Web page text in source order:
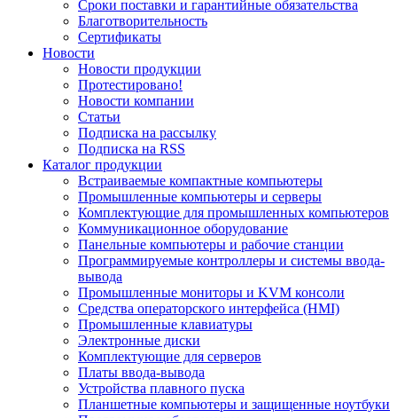
Сроки поставки и гарантийные обязательства
Благотворительность
Сертификаты
Новости
Новости продукции
Протестировано!
Новости компании
Статьи
Подписка на рассылку
Подписка на RSS
Каталог продукции
Встраиваемые компактные компьютеры
Промышленные компьютеры и серверы
Комплектующие для промышленных компьютеров
Коммуникационное оборудование
Панельные компьютеры и рабочие станции
Программируемые контроллеры и системы ввода-
вывода
Промышленные мониторы и KVM консоли
Средства операторского интерфейса (HMI)
Промышленные клавиатуры
Электронные диски
Комплектующие для серверов
Платы ввода-вывода
Устройства плавного пуска
Планшетные компьютеры и защищенные ноутбуки